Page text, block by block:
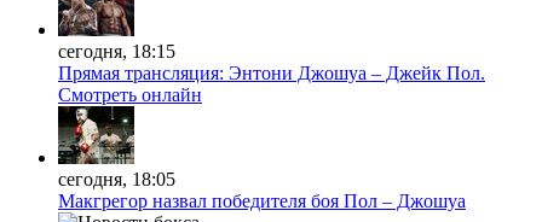
сегодня, 18:15
Прямая трансляция: Энтони Джошуа – Джейк Пол.
Смотреть онлайн
сегодня, 18:05
Макгрегор назвал победителя боя Пол – Джошуа